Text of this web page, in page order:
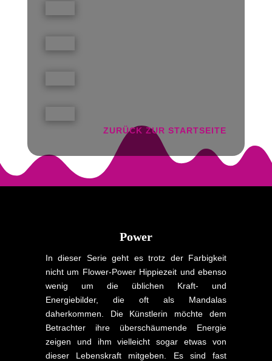
ZURÜCK ZUR STARTSEITE
Power
In dieser Serie geht es trotz der Farbigkeit
nicht um Flower-Power Hippiezeit und ebenso
wenig um die üblichen Kraft- und
Energiebilder, die oft als Mandalas
daherkommen. Die Künstlerin möchte dem
Betrachter ihre überschäumende Energie
zeigen und ihm vielleicht sogar etwas von
dieser Lebenskraft mitgeben. Es sind fast